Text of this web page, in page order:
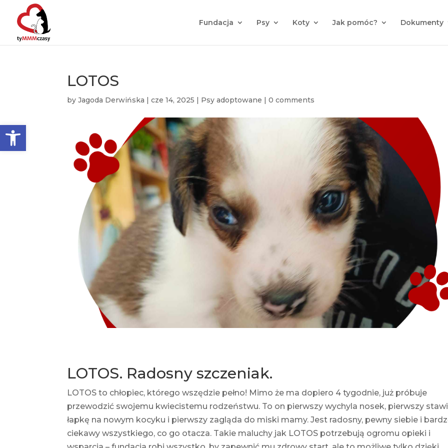
Otwórz pasek narzędzi
Fundacja Psy Koty Jak pomóc? Dokumenty
LOTOS
byJagoda Derwińska |cze 14, 2025 | Psy adoptowane |0 comments
LOTOS. Radosny szczeniak.
LOTOS to chłopiec, którego wszędzie pełno! Mimo że ma dopiero 4 tygodnie, już próbuje
przewodzić swojemu kwiecistemu rodzeństwu. To on pierwszy wychyla nosek, pierwszy
łapkę na nowym kocyku i pierwszy zagląda do miski mamy. Jest radosny, pewny siebie i
ciekawy wszystkiego, co go otacza. Takie maluchy jak LOTOS potrzebują ogromu opieki i